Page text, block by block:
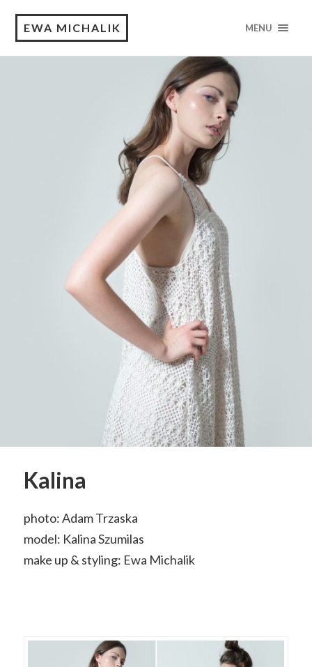
EWA MICHALIK MENU
Kalina
photo: Adam Trzaska
model: Kalina Szumilas
make up & styling: Ewa Michalik